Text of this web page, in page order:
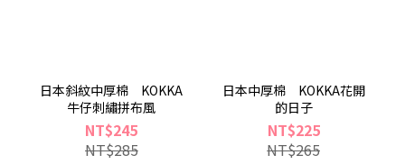
日本斜紋中厚棉 KOKKA
牛仔刺繡拼布風
NT$245
NT$285
日本中厚棉 KOKKA花開
的日子
NT$225
NT$265